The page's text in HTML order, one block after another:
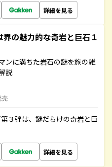
詳細を見る
の魅力的な奇岩と巨石１
ンに満ちた岩石の謎を旅の雑
説
売
３弾は、謎だらけの奇岩と巨
詳細を見る